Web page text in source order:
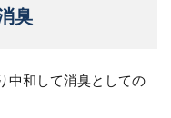
臭
中和して消臭としての